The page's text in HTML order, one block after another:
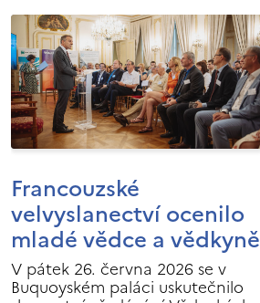
Francouzské
velvyslanectví ocenilo
mladé vědce a vědkyně
V pátek 26. června 2026 se v
Buquoyském paláci uskutečnilo